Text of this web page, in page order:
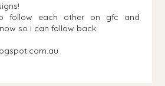
follow each other on gfc and
so i can follow back